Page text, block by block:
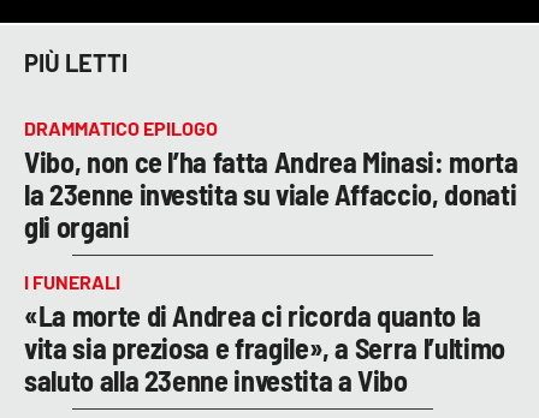
PIÙ LETTI
DRAMMATICO EPILOGO
Vibo, non ce l’ha fatta Andrea Minasi: morta
la 23enne investita su viale Affaccio, donati
gli organi
I FUNERALI
«La morte di Andrea ci ricorda quanto la
vita sia preziosa e fragile», a Serra l’ultimo
saluto alla 23enne investita a Vibo